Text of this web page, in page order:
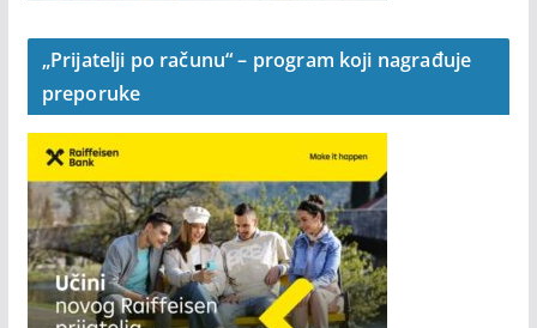
„Prijatelji po računu“ – program koji nagrađuje
preporuke